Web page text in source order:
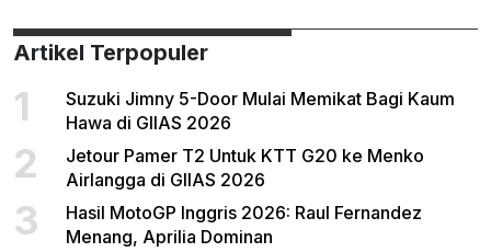
Artikel Terpopuler
1
Suzuki Jimny 5-Door Mulai Memikat Bagi Kaum
Hawa di GIIAS 2026
2
Jetour Pamer T2 Untuk KTT G20 ke Menko
Airlangga di GIIAS 2026
3
Hasil MotoGP Inggris 2026: Raul Fernandez
Menang, Aprilia Dominan